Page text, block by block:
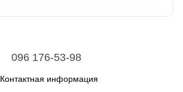
096 176-53-98
Контактная информация